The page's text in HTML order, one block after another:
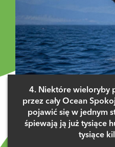
4. Niektóre wieloryby
przez cały Ocean
pojawić się w jednym
śpiewają ją już tysiące
tysiące